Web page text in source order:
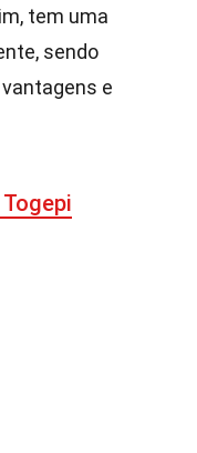
tem uma
sendo
e